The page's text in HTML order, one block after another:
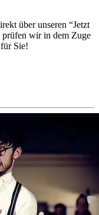
über unseren “Jetzt
prüfen wir in dem Zuge
Sie!